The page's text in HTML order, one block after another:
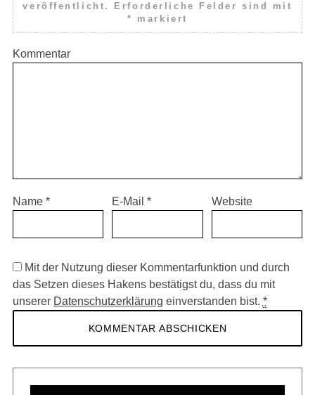
veröffentlicht.
Erforderliche Felder sind mit
*
markiert
Kommentar
Name * E-Mail* Website
Mit der Nutzung dieser Kommentarfunktion und durch
das Setzen dieses Hakens bestätigst du, dass du mit
unserer Datenschutzerklärung einverstanden bist. *